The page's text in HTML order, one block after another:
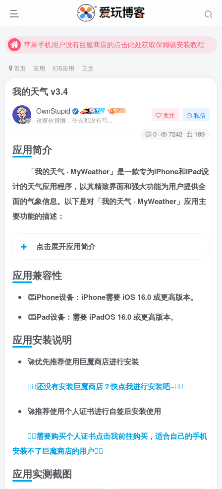
苹果手机用户没有巨魔商店的点击此处获取保姆级安装教程
苹果手机用户没有巨魔商店的点击此处获取保姆级安装教程
首页 应用 iOS应用 正文
我的天气 v3.4
OwnStupid
这家伙很懒，什么都没有写...
关注 私信
0 7242 189
应用简介
「我的天气 · MyWeather」是一款专为iPhone和iPad设
计的天气应用程序，以其精致界面和强大功能为用户提供全
面的气象信息。以下是对「我的天气 · MyWeather」应用主
要功能的描述：
点击展开应用简介
应用兼容性
👏iPhone设备：iPhone需要 iOS 16.0 或更高版本。
👏iPad设备：需要 iPadOS 16.0 或更高版本。
应用安装说明
🚀优先推荐使用巨魔商店进行安装
👉🏼还没有安装巨魔商店？快点我进行安装吧~👈🏼
🚀推荐使用个人证书进行自签后安装使用
👉🏼需要购买个人证书点击我前往购买，适合自己的手机
安装不了巨魔商店的用户👈🏼
应用实测截图
扫码登录
其它方式登录